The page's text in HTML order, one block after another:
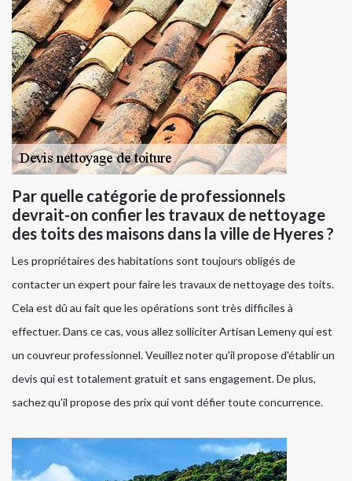
Par quelle catégorie de professionnels
devrait-on confier les travaux de nettoyage
des toits des maisons dans la ville de Hyeres ?
Les propriétaires des habitations sont toujours obligés de
contacter un expert pour faire les travaux de nettoyage des toits.
Cela est dû au fait que les opérations sont très difficiles à
effectuer. Dans ce cas, vous allez solliciter Artisan Lemeny qui est
un couvreur professionnel. Veuillez noter qu'il propose d'établir un
devis qui est totalement gratuit et sans engagement. De plus,
sachez qu'il propose des prix qui vont défier toute concurrence.